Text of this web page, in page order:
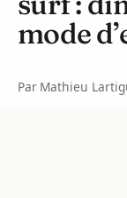
mode
Par Mathieu